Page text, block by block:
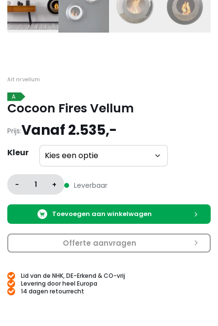
Art nr:vellum
A
Cocoon Fires Vellum
Prijs:Vanaf 2.535,-
Kleur
- 1 + Leverbaar
Toevoegen aan winkelwagen
Offerte aanvragen
Lid van de NHK, DE-Erkend & CO-vrij
Levering door heel Europa
14 dagen retourrecht